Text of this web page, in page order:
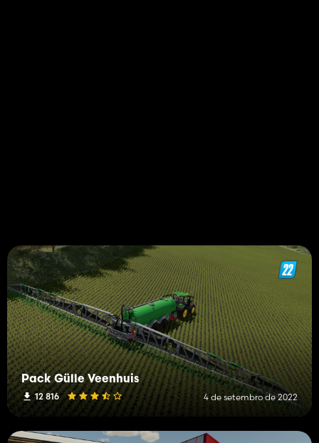
Pack Gülle Veenhuis
12 816 4 de setembro de 2022